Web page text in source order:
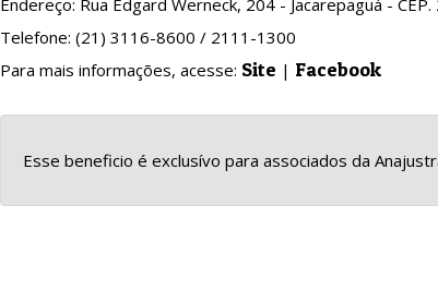
Endereço: Rua Edgard Werneck, 204 - Jacarepaguá -
Telefone: (21) 3116-8600 / 2111-1300
Para mais informações, acesse: Site | Facebook
Esse beneficio é exclusívo para associados da